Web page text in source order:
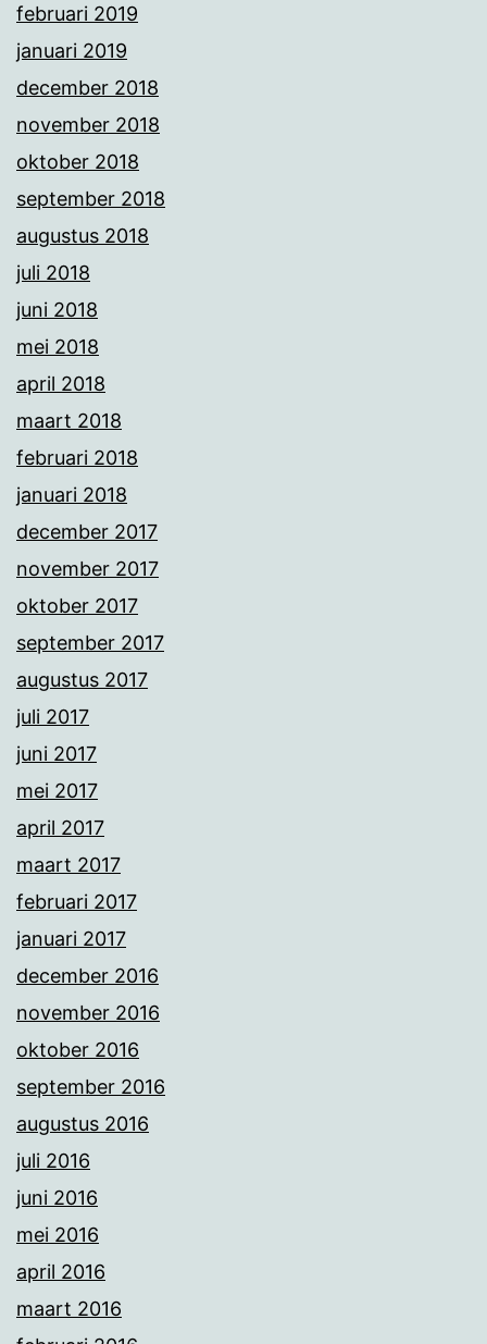
februari 2019
januari 2019
december 2018
november 2018
oktober 2018
september 2018
augustus 2018
juli 2018
juni 2018
mei 2018
april 2018
maart 2018
februari 2018
januari 2018
december 2017
november 2017
oktober 2017
september 2017
augustus 2017
juli 2017
juni 2017
mei 2017
april 2017
maart 2017
februari 2017
januari 2017
december 2016
november 2016
oktober 2016
september 2016
augustus 2016
juli 2016
juni 2016
mei 2016
april 2016
maart 2016